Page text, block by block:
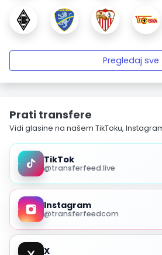
Pregledaj sve
Prati transfere
Vidi glasine na našem TikToku,
TikTok
@transferfeed.live
Instagram
@transferfeedcom
X